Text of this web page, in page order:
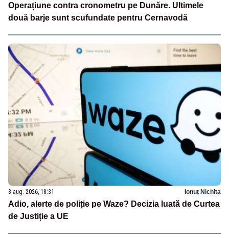
Operațiune contra cronometru pe Dunăre. Ultimele
două barje sunt scufundate pentru Cernavodă
8 aug. 2026, 18:31 Ionuț Nichita
Adio, alerte de poliție pe Waze? Decizia luată de Curtea
de Justiție a UE